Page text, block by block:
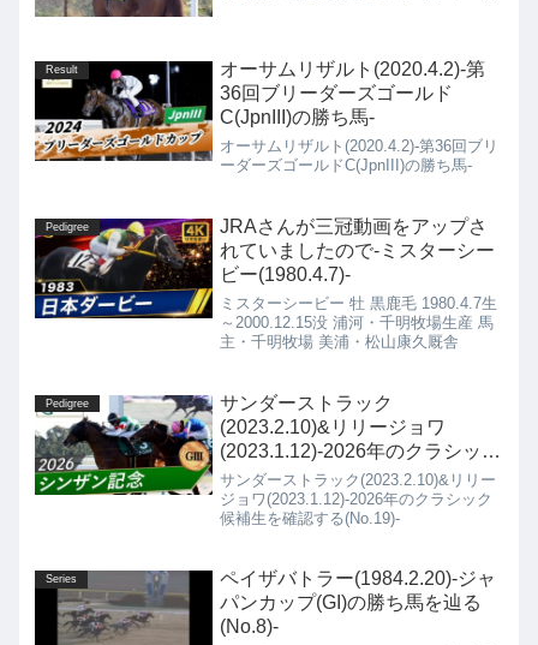
Result
オーサムリザルト(2020.4.2)-第
36回ブリーダーズゴールド
C(JpnIII)の勝ち馬-
オーサムリザルト(2020.4.2)-第36回ブリ
ーダーズゴールドC(JpnIII)の勝ち馬-
Pedigree
JRAさんが三冠動画をアップさ
れていましたので-ミスターシー
ビー(1980.4.7)-
ミスターシービー 牡 黒鹿毛 1980.4.7生
～2000.12.15没 浦河・千明牧場生産 馬
主・千明牧場 美浦・松山康久厩舎
Pedigree
サンダーストラック
(2023.2.10)&リリージョワ
(2023.1.12)-2026年のクラシック
候補生を確認する(No.19)-
サンダーストラック(2023.2.10)&リリー
ジョワ(2023.1.12)-2026年のクラシック
候補生を確認する(No.19)-
Series
ペイザバトラー(1984.2.20)-ジャ
パンカップ(GI)の勝ち馬を辿る
(No.8)-